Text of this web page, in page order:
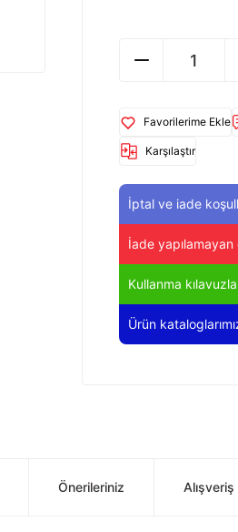
Karşılaştır
İptal ve iade
İade
Kullanma
Ürün
Önerileriniz